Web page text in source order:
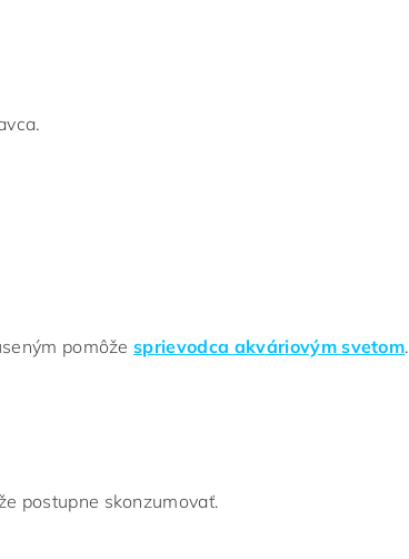
pomôžesprievodca akváriovým svetom.
postupne skonzumovať.